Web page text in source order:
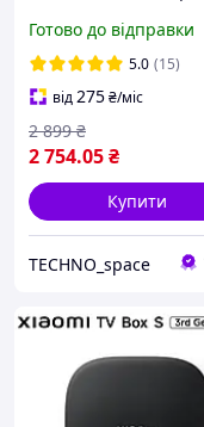
Готово до відправки
5.0 (15)
від275₴/міс
2 754.05₴
2 899 ₴
Купити
TECHNO_space